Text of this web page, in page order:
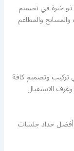
ذو خبرة في تصميم
والمطاعم
وتصميم كافة
الاستقبال
حداد جلسات